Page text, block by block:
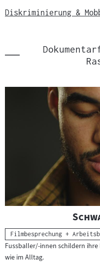
Diskriminierung &
"
Kategorie:
Filmbesprechung +
Fussballer/-innen schildern
wie im Alltag.